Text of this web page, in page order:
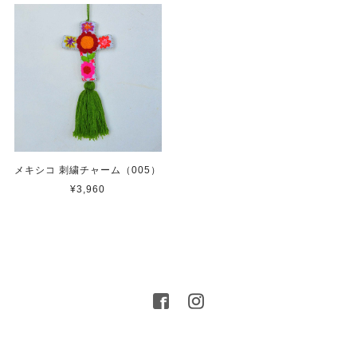
メキシコ 刺繍チャーム（005）
¥3,960